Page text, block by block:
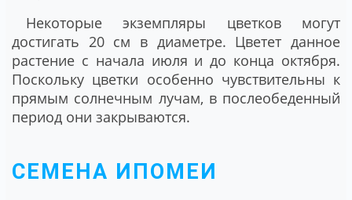
Некоторые экземпляры цветков могут
достигать 20 см в диаметре. Цветет данное
растение с начала июля и до конца октября.
Поскольку цветки особенно чувствительны к
прямым солнечным лучам, в послеобеденный
период они закрываются.
СЕМЕНА ИПОМЕИ